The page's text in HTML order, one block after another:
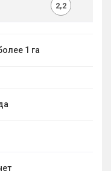
2,2
1 га